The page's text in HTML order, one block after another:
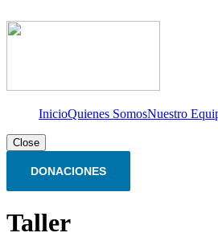
InicioQuienes SomosNuestro
Close
DONACIONES
Taller